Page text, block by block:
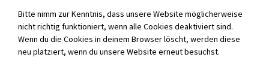
Bitte nimm zur Kenntnis, dass unsere Website möglicherweise
nicht richtig funktioniert, wenn alle Cookies deaktiviert sind.
Wenn du die Cookies in deinem Browser löscht, werden diese
neu platziert, wenn du unsere Website erneut besuchst.